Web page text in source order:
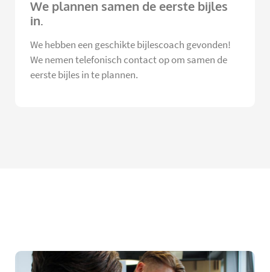
We plannen samen de eerste bijles
in.
We hebben een geschikte bijlescoach gevonden!
We nemen telefonisch contact op om samen de
eerste bijles in te plannen.